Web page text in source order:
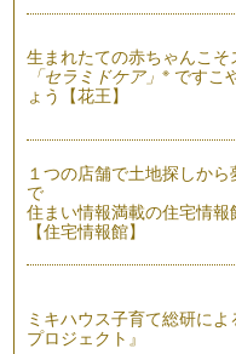
ハロウィンを楽しもう！
１０月のイベントとして
楽しんでいる方も多いと
１歳のお誕生日をファー
け、家族やお友達同士で
ファーストバースデー～
アニヴァーサリー・プラ
生まれたての赤ちゃんこ
「セラミドケア」※ ですこ
ょう【花王】
１つの店舗で土地探しか
で
住まい情報満載の住宅情報
【住宅情報館】
ミキハウス子育て総研に
プロジェクト』